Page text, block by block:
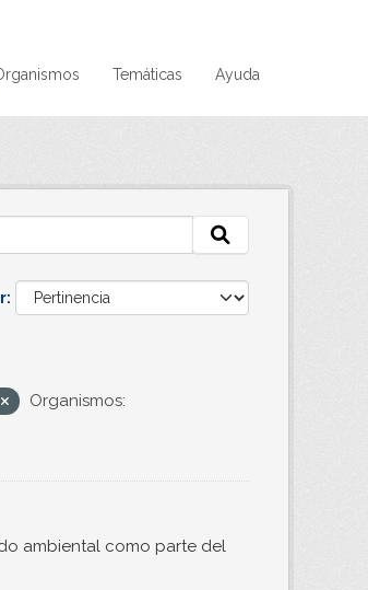
Temáticas Ayuda
Organismos:
ambiental como parte del